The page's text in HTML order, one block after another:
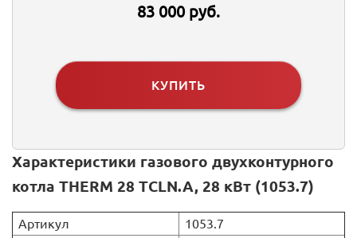
83 000 руб.
КУПИТЬ
Характеристики газового двухконтурного
котла THERM 28 ТCLN.A, 28 кВт (1053.7)
Артикул
1053.7